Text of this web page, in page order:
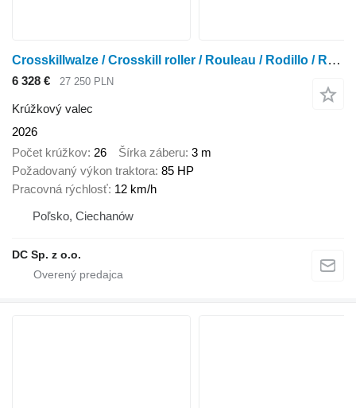
Crosskillwalze / Crosskill roller / Rouleau / Rodillo / Rullo 3
6 328 € 27 250 PLN
Krúžkový valec
2026
Počet krúžkov 26 Šírka záberu 3 m
Požadovaný výkon traktora 85 HP
Pracovná rýchlosť 12 km/h
Poľsko, Ciechanów
DC Sp. z o.o.